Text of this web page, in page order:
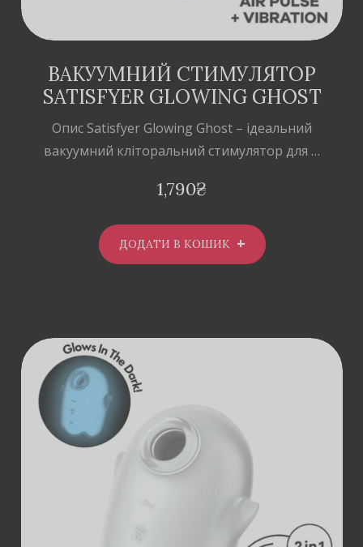
ВАКУУМНИЙ СТИМУЛЯТОР
SATISFYER GLOWING GHOST
Опис Satisfyer Glowing Ghost – ідеальний
вакуумний кліторальний стимулятор для …
1,790₴
ДОДАТИ В КОШИК